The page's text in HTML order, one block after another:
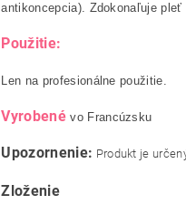
antikoncepcia). Zdokonaľuje pleť
Použitie:
Len na profesionálne použitie.
Vyrobené vo Francúzsku
Upozornenie: Produkt je
Zloženie